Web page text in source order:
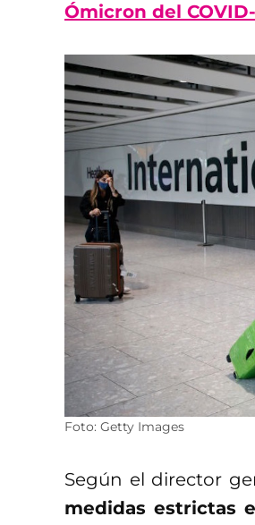
Ómicron del
Foto: Getty Images
Según el director
medidas estrictas